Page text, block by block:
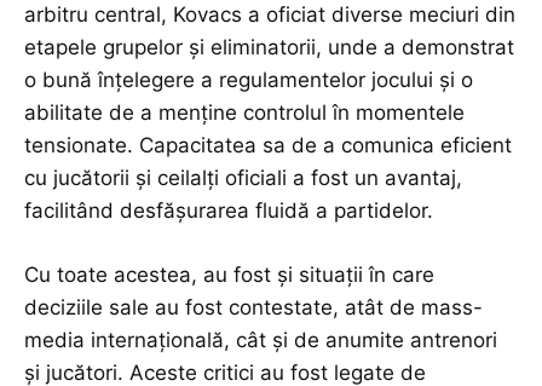
arbitru central, Kovacs a oficiat diverse meciuri din
etapele grupelor și eliminatorii, unde a demonstrat
o bună înțelegere a regulamentelor jocului și o
abilitate de a menține controlul în momentele
tensionate. Capacitatea sa de a comunica eficient
cu jucătorii și ceilalți oficiali a fost un avantaj,
facilitând desfășurarea fluidă a partidelor.
Cu toate acestea, au fost și situații în care
deciziile sale au fost contestate, atât de mass-
media internațională, cât și de anumite antrenori
și jucători. Aceste critici au fost legate de